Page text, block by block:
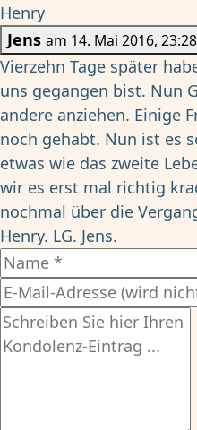
Henry
Jens
am 14. Mai
Vierzehn Tage später
uns gegangen bist. Nun
andere anziehen. Einige
noch gehabt. Nun ist es
etwas wie das zweite
wir es erst mal richtig
nochmal über die
Henry. LG. Jens.